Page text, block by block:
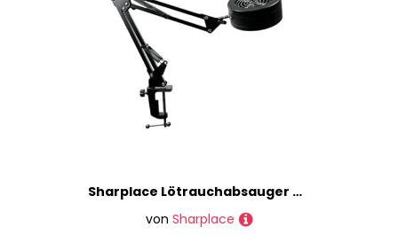
Sharplace Lötrauchabsauger mit Clip Lötrauchabsauger Lüfter Rauchentferner Arbeits Lötstation Metallmaterial mit Flexibler Lampe für
von Sharplace